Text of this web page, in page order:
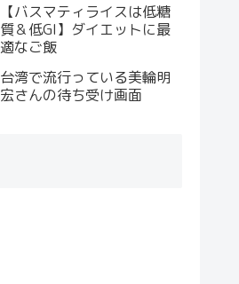
【バスマティライスは低糖
質＆低GI】ダイエットに最
適なご飯
台湾で流行っている美輪明
宏さんの待ち受け画面